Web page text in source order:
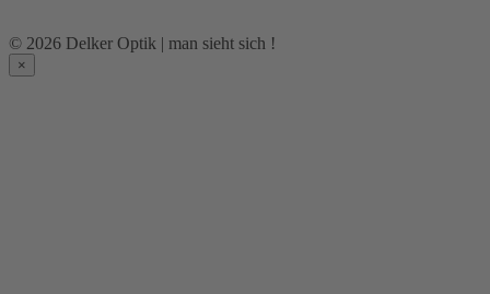
© 2026 Delker Optik | man sieht sich !
×